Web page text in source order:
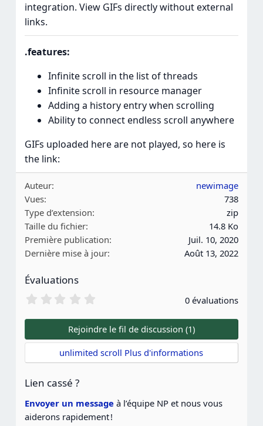
integration. View GIFs directly without external
links.
.features:
Infinite scroll in the list of threads
Infinite scroll in resource manager
Adding a history entry when scrolling
Ability to connect endless scroll anywhere
GIFs uploaded here are not played, so here is
the link:
Auteur
newimage
Vues
738
Type d’extension
zip
Taille du fichier
14.8 Ko
Première publication
Juil. 10, 2020
Dernière mise à jour
Août 13, 2022
Évaluations
0
0
é
t
o
i
s
)
0 évaluations
Rejoindre le fil de discussion (1)
unlimited scroll Plus d'informations
Lien cassé ?
Envoyer un message à l’équipe NP et nous vous
aiderons rapidement !